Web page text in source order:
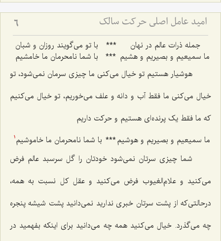
امید عامل اصلی حرکت سالک 6
جمله ذرات عالم در نهان‌ ***
با تو می‌گویند روزان و شبان‌
ما سمیعیم و بصیریم و هشیم‌ ***
با شما نامحرمان ما خامشیم‌
هوشیار هستیم تو خیال می‌کنی ما چیزی سرمان نمی‌شود، تو
خیال می‌کنی ما فقط آب و دانه و علف می‌خوریم، تو خیال می‌کنیم
که ما فقط یک پرنده‌ای هستیم و حرکت داریم‌
ما سمیعیم و بصیریم و هوشیم‌*** با شما نامحرمان ما خاموشیم‌ 1
شما چیزی سرتان نمی‌شود خودتان را گل سرسبد عالم فرض
می‌کنید و علام‌الغیوب فرض می‌کنید و عقل کل نسبت به همه،
درحالتی‌که از پشت سرتان خبری ندارید نمی‌دانید پشت شیشه پنجره
چه می‌گذرد. خیال می‌کنید همه چه می‌دانید برای اینکه بفهمید در